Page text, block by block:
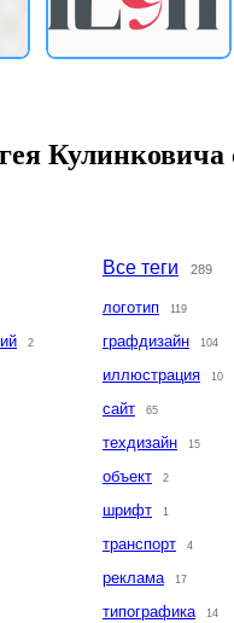
Кулинковича
2
Все теги 289
логотип 119
графдизайн 104
иллюстрация 10
сайт 65
техдизайн 15
объект 2
шрифт 1
транспорт 4
реклама 17
типографика 14